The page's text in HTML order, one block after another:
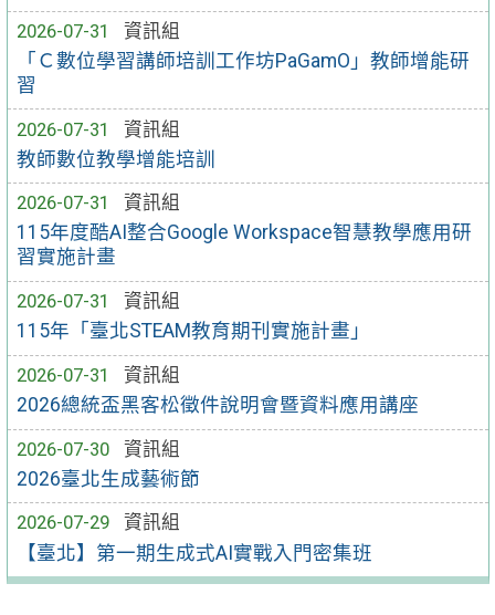
2026-07-31
資訊組
「Ｃ數位學習講師培訓工作坊PaGamO」教師增能研
習
2026-07-31
資訊組
教師數位教學增能培訓
2026-07-31
資訊組
115年度酷AI整合Google Workspace智慧教學應用研
習實施計畫
2026-07-31
資訊組
115年「臺北STEAM教育期刊實施計畫」
2026-07-31
資訊組
2026總統盃黑客松徵件說明會暨資料應用講座
2026-07-30
資訊組
2026臺北生成藝術節
2026-07-29
資訊組
【臺北】第一期生成式AI實戰入門密集班